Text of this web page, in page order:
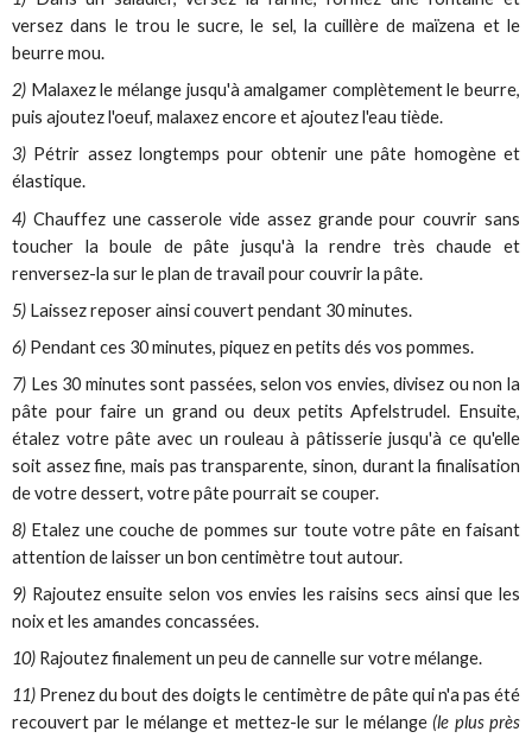
versez dans le trou le sucre, le sel, la cuillère de maïzena et le
beurre mou.
2) Malaxez le mélange jusqu'à amalgamer complètement le beurre,
puis ajoutez l'oeuf, malaxez encore et ajoutez l'eau tiède.
3) Pétrir assez longtemps pour obtenir une pâte homogène et
élastique.
4) Chauffez une casserole vide assez grande pour couvrir sans
toucher la boule de pâte jusqu'à la rendre très chaude et
renversez-la sur le plan de travail pour couvrir la pâte.
5) Laissez reposer ainsi couvert pendant 30 minutes.
6) Pendant ces 30 minutes, piquez en petits dés vos pommes.
7) Les 30 minutes sont passées, selon vos envies, divisez ou non la
pâte pour faire un grand ou deux petits Apfelstrudel. Ensuite,
étalez votre pâte avec un rouleau à pâtisserie jusqu'à ce qu'elle
soit assez fine, mais pas transparente, sinon, durant la finalisation
de votre dessert, votre pâte pourrait se couper.
8) Etalez une couche de pommes sur toute votre pâte en faisant
attention de laisser un bon centimètre tout autour.
9) Rajoutez ensuite selon vos envies les raisins secs ainsi que les
noix et les amandes concassées.
10) Rajoutez finalement un peu de cannelle sur votre mélange.
11) Prenez du bout des doigts le centimètre de pâte qui n'a pas été
recouvert par le mélange et mettez-le sur le mélange (le plus près